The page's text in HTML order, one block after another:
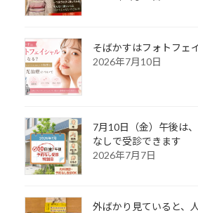
そばかすはフォトフェ
2026年7月10日
7月10日（金）午後は
なしで受診できます
2026年7月7日
外ばかり見ていると、